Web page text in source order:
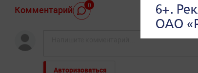
Комментарий 0
Авторизоваться